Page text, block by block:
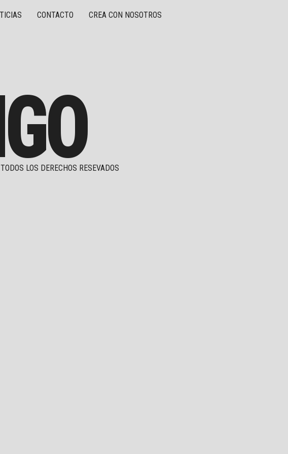
CONTACTO CREA CON NOSOTROS
LOS DERECHOS RESEVADOS